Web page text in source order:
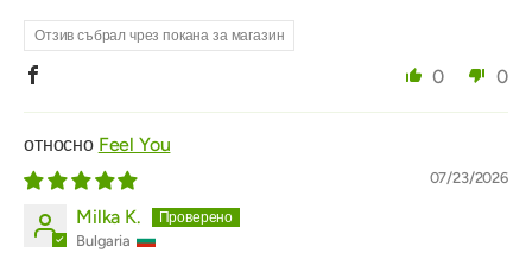
Отзив събрал чрез покана за магазин
0 0
Feel You
07/23/2026
Milka K.
Bulgaria